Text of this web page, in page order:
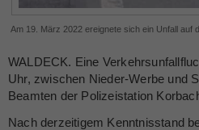
Am 19. März 2022 ereignete sich ein Unfall auf
WALDECK. Eine
Uhr, zwischen Nieder-Werbe und
Beamten der Polizeistation
Nach derzeitigem Kenntnisstand